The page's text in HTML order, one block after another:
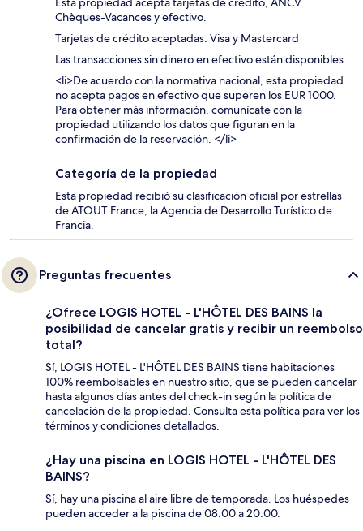
Chèques-Vacances y efectivo.
Tarjetas de crédito aceptadas: Visa y Mastercard
Las transacciones sin dinero en efectivo están disponibles.
<li>De acuerdo con la normativa nacional, esta propiedad
no acepta pagos en efectivo que superen los EUR 1000.
Para obtener más información, comunícate con la
propiedad utilizando los datos que figuran en la
confirmación de la reservación. </li>
Categoría de la propiedad
Esta propiedad recibió su clasificación oficial por estrellas
de ATOUT France, la Agencia de Desarrollo Turístico de
Francia.
Preguntas frecuentes
¿Ofrece LOGIS HOTEL - L'HÔTEL DES BAINS la
posibilidad de cancelar gratis y recibir un reembolso
total?
Sí, LOGIS HOTEL - L'HÔTEL DES BAINS tiene habitaciones
100% reembolsables en nuestro sitio, que se pueden cancelar
hasta algunos días antes del check-in según la política de
cancelación de la propiedad. Consulta esta política para ver los
términos y condiciones detallados.
¿Hay una piscina en LOGIS HOTEL - L'HÔTEL DES
BAINS?
Sí, hay una piscina al aire libre de temporada. Los huéspedes
pueden acceder a la piscina de 08:00 a 20:00.